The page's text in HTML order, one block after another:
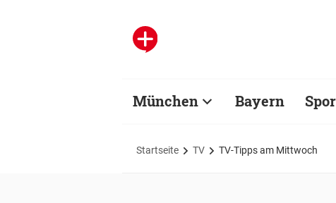
München Bayern
Startseite TV TV-Tipps am Mittwoch